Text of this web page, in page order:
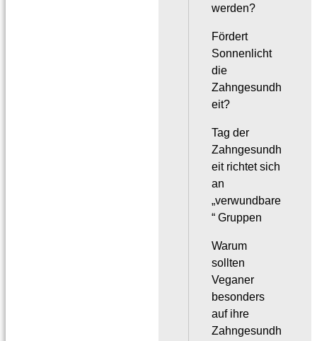
werden?
Fördert
Sonnenlicht
die
Zahngesundh
eit?
Tag der
Zahngesundh
eit richtet sich
an
„verwundbare
“ Gruppen
Warum
sollten
Veganer
besonders
auf ihre
Zahngesundh